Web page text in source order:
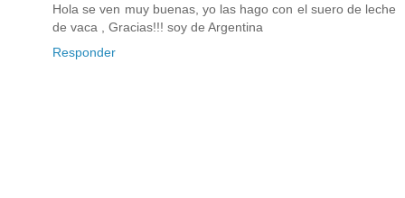
Hola se ven muy buenas, yo las hago con el suero de leche
de vaca , Gracias!!! soy de Argentina
Responder